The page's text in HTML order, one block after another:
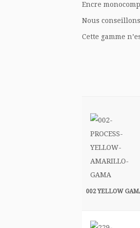
Encre
Nous
Cette gamme
002 YELLOW